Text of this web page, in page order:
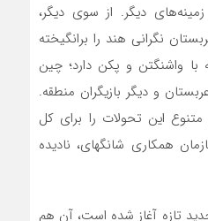
دیگر. از سوی دیگر،
نگرانی هند را برانگیخته
با واشنگتن و پکن دارد؛ چین
و دیگر بازیگران منطقه.
متنوع این تحولات را برای کل
همکاری شانگهای، نادیده
تازه آغاز شده است، آن هم